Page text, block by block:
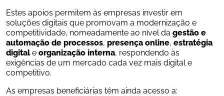
Estes apoios permitem às empresas investir em
soluções digitais que promovam a modernização e
competitividade, nomeadamente ao nível da gestão e
automação de processos, presença online, estratégia
digital e organização interna, respondendo às
exigências de um mercado cada vez mais digital e
competitivo.
As empresas beneficiárias têm ainda acesso a: